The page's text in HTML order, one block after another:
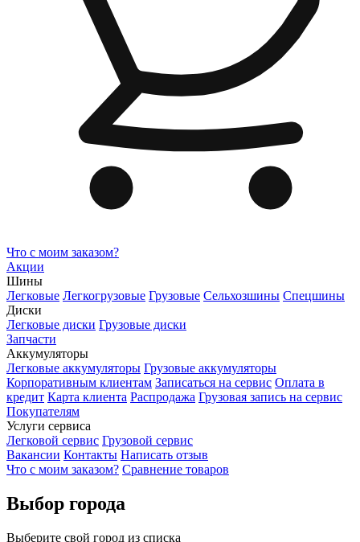
Что с моим заказом?
Акции
Шины
Легковые Легкогрузовые Грузовые Сельхозшины Спецшины
Диски
Легковые диски Грузовые диски
Запчасти
Аккумуляторы
Легковые аккумуляторы Грузовые аккумуляторы
Корпоративным клиентам Записаться на сервис Оплата в
кредит Карта клиента Распродажа Грузовая запись на сервис
Покупателям
Услуги сервиса
Легковой сервис Грузовой сервис
Вакансии Контакты Написать отзыв
Что с моим заказом? Сравнение товаров
Выбор города
Выберите свой город из списка